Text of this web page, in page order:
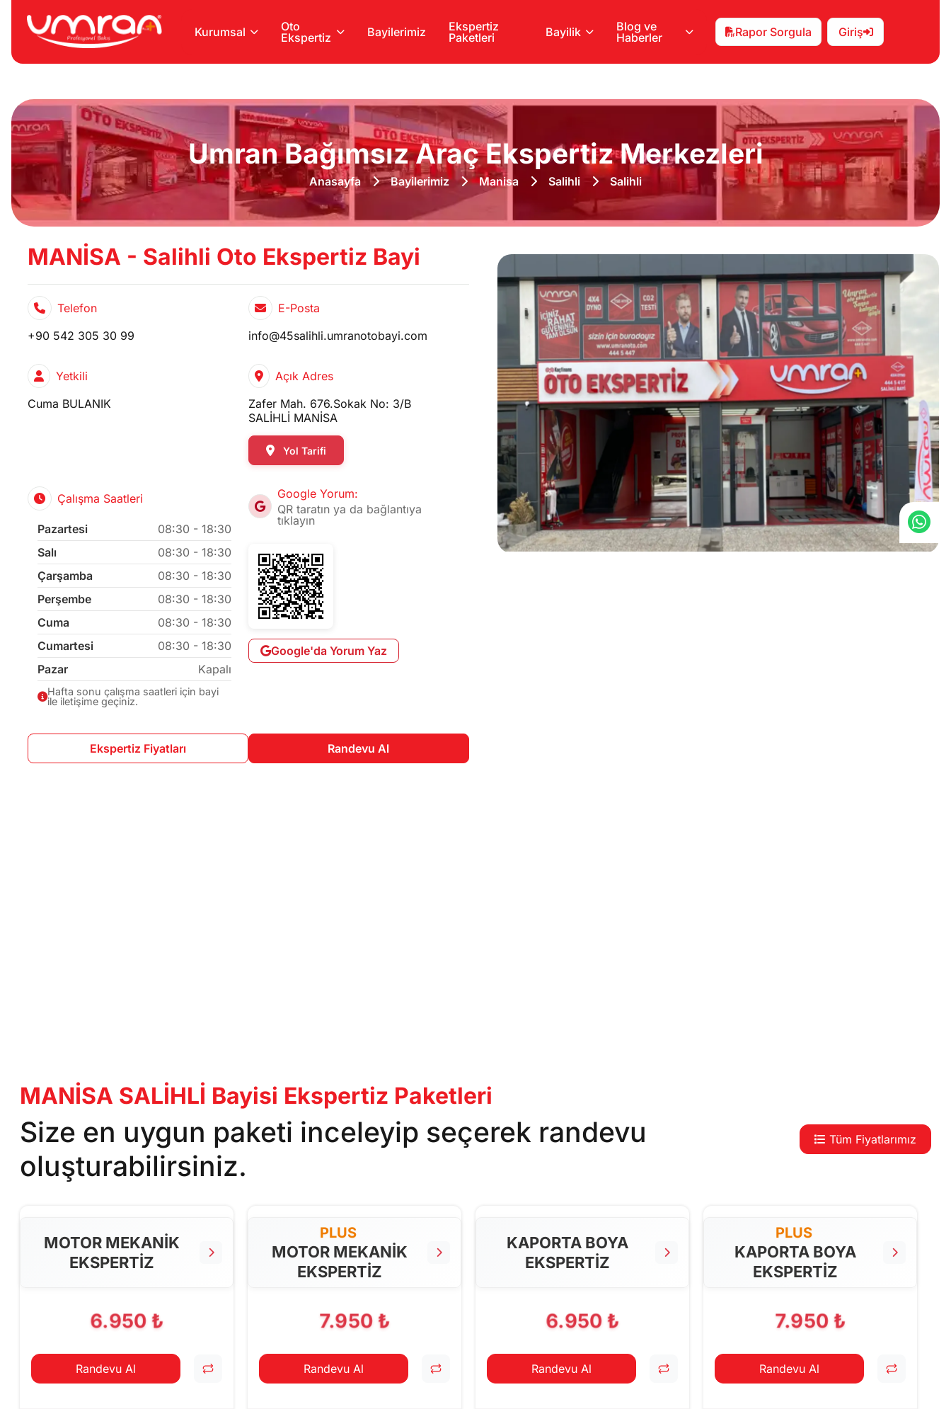
Kurumsal
Oto
Ekspertiz
Bayilerimiz
Ekspertiz
Paketleri
Bayilik
Blog ve
Haberler
Rapor Sorgula Giriş
Umran Bağımsız Araç Ekspertiz Merkezleri
Anasayfa Bayilerimiz Manisa Salihli Salihli
MANİSA - Salihli Oto Ekspertiz Bayi
Telefon
+90 542 305 30 99
E-Posta
info@45salihli.umranotobayi.com
Yetkili
Cuma BULANIK
Açık Adres
Zafer Mah. 676.Sokak No: 3/B
SALİHLİ MANİSA
Yol Tarifi
Çalışma Saatleri
Pazartesi
08:30 - 18:30
Salı
08:30 - 18:30
Çarşamba
08:30 - 18:30
Perşembe
08:30 - 18:30
Cuma
08:30 - 18:30
Cumartesi
08:30 - 18:30
Pazar
Kapalı
Hafta sonu çalışma saatleri için bayi
ile iletişime geçiniz.
Google Yorum:
QR taratın ya da bağlantıya
tıklayın
Google'da Yorum Yaz
Ekspertiz Fiyatları Randevu Al
MANİSA SALİHLİ Bayisi Ekspertiz Paketleri
Size en uygun paketi inceleyip seçerek randevu
oluşturabilirsiniz.
Tüm Fiyatlarımız
MOTOR MEKANİK
EKSPERTİZ
6.950 ₺
Randevu Al
PLUS
MOTOR MEKANİK
EKSPERTİZ
7.950 ₺
Randevu Al
KAPORTA BOYA
EKSPERTİZ
6.950 ₺
Randevu Al
PLUS
KAPORTA BOYA
EKSPERTİZ
7.950 ₺
Randevu Al